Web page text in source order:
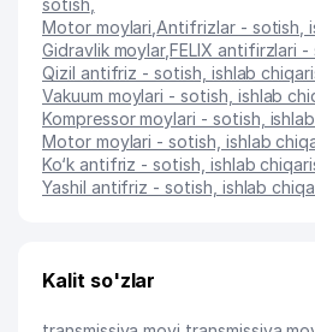
sotish
Motor moylari Antifrizlar - sotish,
Gidravlik moylar,FELIX antifirzlari -
Qizil antifriz - sotish, ishlab
Vakuum moylari - sotish, ishlab
Kompressor moylari - sotish,
Motor moylari - sotish, ishlab
Ko‘k antifriz - sotish, ishlab
Yashil antifriz - sotish, ishlab
Kalit so'zlar